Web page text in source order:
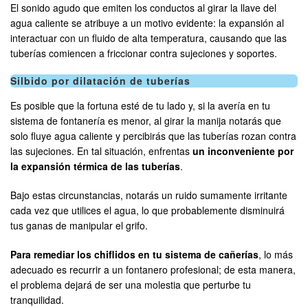
El sonido agudo que emiten los conductos al girar la llave del
agua caliente se atribuye a un motivo evidente: la expansión al
interactuar con un fluido de alta temperatura, causando que las
tuberías comiencen a friccionar contra sujeciones y soportes.
Silbido por dilatación de tuberías
Es posible que la fortuna esté de tu lado y, si la avería en tu
sistema de fontanería es menor, al girar la manija notarás que
solo fluye agua caliente y percibirás que las tuberías rozan contra
las sujeciones. En tal situación, enfrentas un inconveniente por
la expansión térmica de las tuberías.
Bajo estas circunstancias, notarás un ruido sumamente irritante
cada vez que utilices el agua, lo que probablemente disminuirá
tus ganas de manipular el grifo.
Para remediar los chiflidos en tu sistema de cañerías, lo más
adecuado es recurrir a un fontanero profesional; de esta manera,
el problema dejará de ser una molestia que perturbe tu
tranquilidad.